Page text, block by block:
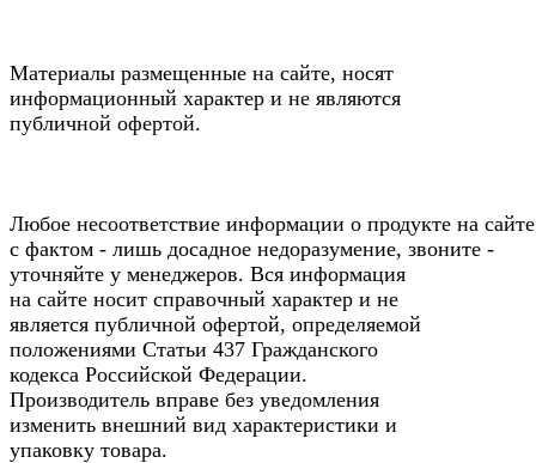
Материалы размещенные на сайте, носят
информационный характер и не являются
публичной офертой.
Любое несоответствие информации о продукте на сайте
с фактом - лишь досадное недоразумение, звоните -
уточняйте у менеджеров. Вся информация
на сайте носит справочный характер и не
является публичной офертой, определяемой
положениями Статьи 437 Гражданского
кодекса Российской Федерации.
Производитель вправе без уведомления
изменить внешний вид характеристики и
упаковку товара.